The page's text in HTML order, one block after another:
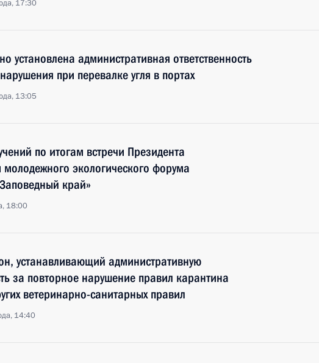
17:30
установлена административная ответственность
при перевалке угля в портах
13:05
по итогам встречи Президента
молодежного экологического форума
край»
18:00
устанавливающий административную
за повторное нарушение правил карантина
ветеринарно-санитарных правил
14:40